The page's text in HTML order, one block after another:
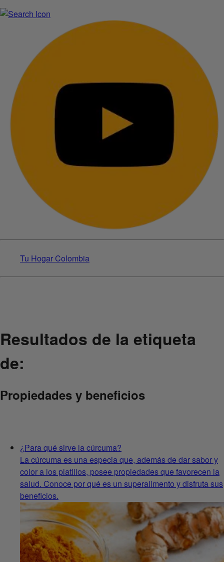
Tu Hogar Colombia
Resultados de la etiqueta
de:
Propiedades y beneficios
¿Para qué sirve la cúrcuma?
La cúrcuma es una especia que, además de dar sabor y
color a los platillos, posee propiedades que favorecen la
salud. Conoce por qué es un superalimento y disfruta sus
beneficios.